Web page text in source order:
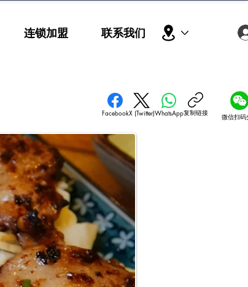
连锁加盟 联系我们
微信扫码
FacebookX (Twitter)WhatsApp复制链接